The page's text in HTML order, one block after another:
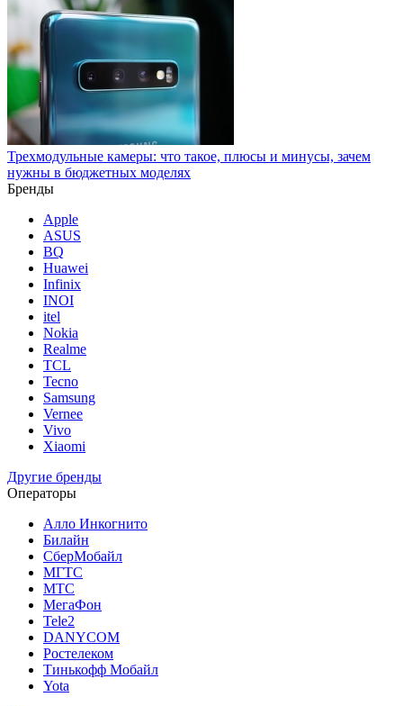
Трехмодульные камеры: что такое, плюсы и минусы, зачем
нужны в бюджетных моделях
Бренды
Apple
ASUS
BQ
Huawei
Infinix
INOI
itel
Nokia
Realme
TCL
Tecno
Samsung
Vernee
Vivo
Xiaomi
Другие бренды
Операторы
Алло Инкогнито
Билайн
СберМобайл
МГТС
МТС
МегаФон
Tele2
DANYCOM
Ростелеком
Тинькофф Мобайл
Yota